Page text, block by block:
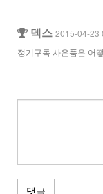
덱스 2015-04-23
정기구독 사은품은 어
댓글